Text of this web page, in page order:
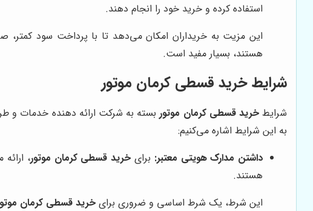
استفاده کرده و خرید خود را انجام دهند.
این مزیت به خریداران امکان می‌دهد تا با پرداخت سود کمتر،
هستند، بسیار مفید است.
شرایط خرید قسطی کرمان موتور
شرایطخرید قسطی کرمان موتور بسته به شرکت ارائه دهنده خدمات و
به این شرایط اشاره می‌کنیم:
داشتن مدارک هویتی معتبر: برای خرید قسطی کرمان موتور،
هستند.
این شرط، یک شرط اساسی و ضروری برایخرید قسطی کرمان